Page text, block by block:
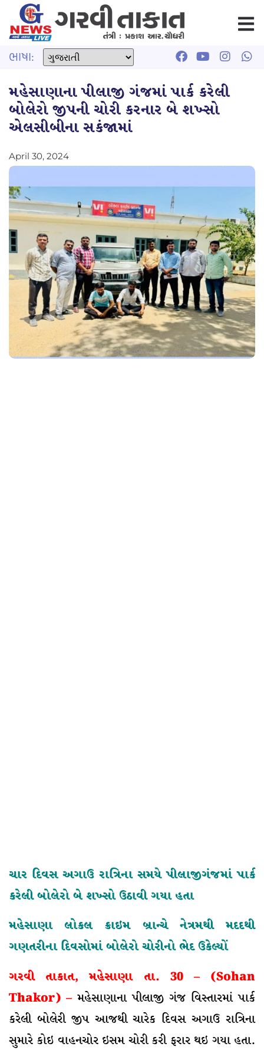
ભાષા:
મહેસાણાના પીલાજી ગંજમાં પાર્ક કરેલી
બોલેરો જીપની ચોરી કરનાર બે શખ્સો
એલસીબીના સકંજામાં
April 30, 2024
ચાર દિવસ અગાઉ રાત્રિના સમયે પીલાજીગંજમાં પાર્ક
કરેલી બોલેરો બે શખ્સો ઉઠાવી ગયા હતા
મહેસાણા લોકલ ક્રાઇમ બ્રાન્ચે નેત્રમથી મદદથી
ગણતરીના દિવસોમાં બોલેરો ચોરીનો ભેદ ઉકેલ્યોં
ગરવી તાકાત, મહેસાણા તા. 30 – (Sohan
Thakor) – મહેસાણાના પીલાજી ગંજ વિસ્તારમાં પાર્ક
કરેલી બોલેરી જીપ આજથી ચારેક દિવસ અગાઉ રાત્રિના
સુમારે કોઇ વાહનચોર ઇસમ ચોરી કરી ફરાર થઇ ગયા હતા.